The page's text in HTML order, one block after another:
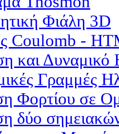
Φιάλη 3D
Coulomb -
και
Γραμμές
Φορτίου σε
δύο